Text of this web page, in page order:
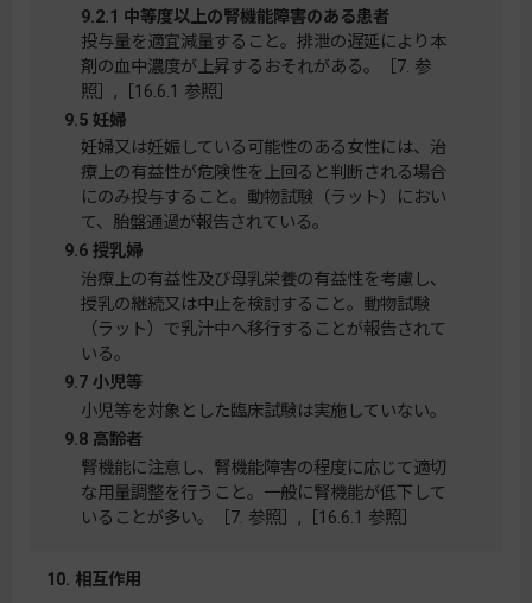
9.2.1 中等度以上の腎機能障害のある患者
投与量を適宜減量すること。排泄の遅延により本
剤の血中濃度が上昇するおそれがある。［7. 参
照］,［16.6.1 参照］
9.5 妊婦
妊婦又は妊娠している可能性のある女性には、治
療上の有益性が危険性を上回ると判断される場合
にのみ投与すること。動物試験（ラット）におい
て、胎盤通過が報告されている。
9.6 授乳婦
治療上の有益性及び母乳栄養の有益性を考慮し、
授乳の継続又は中止を検討すること。動物試験
（ラット）で乳汁中へ移行することが報告されて
いる。
9.7 小児等
小児等を対象とした臨床試験は実施していない。
9.8 高齢者
腎機能に注意し、腎機能障害の程度に応じて適切
な用量調整を行うこと。一般に腎機能が低下して
いることが多い。［7. 参照］,［16.6.1 参照］
10. 相互作用